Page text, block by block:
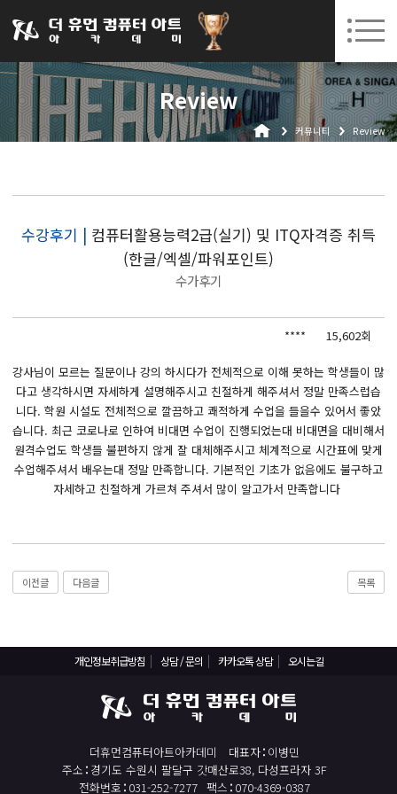
031-252-7277 수원캠퍼스 개강 08. 12.(수)
로그인 회원가입 고객센터
Review
커뮤니티 Review
수강후기 | 컴퓨터활용능력2급(실기) 및 ITQ자격증 취득
(한글/엑셀/파워포인트)
수가후기
**** 15,602회
강사님이 모르는 질문이나 강의 하시다가 전체적으로 이해 못하는 학생들이 많
다고 생각하시면 자세하게 설명해주시고 친절하게 해주셔서 정말 만족스럽습
니다. 학원 시설도 전체적으로 깔끔하고 쾌적하게 수업을 들을수 있어서 좋았
습니다. 최근 코로나로 인하여 비대면 수업이 진행되었는대 비대면을 대비해서
원격수업도 학생들 불편하지 않게 잘 대체해주시고 체계적으로 시간표에 맞게
수업해주셔서 배우는대 정말 만족합니다. 기본적인 기초가 없음에도 불구하고
자세하고 친절하게 가르쳐 주셔서 많이 알고가서 만족합니다
이전글 다음글 목록
개인정보취급방침 상담 / 문의 카카오톡 상담 오시는길
더휴먼컴퓨터아트아카데미 대표자 이병민
주소 경기도 수원시 팔달구 갓매산로38, 다성프라자 3F
전화번호 031-252-7277 팩스 070-4369-0387
아카데미소개
인사말
오시는길
BIM 건축설계 및 실내건축설계(캐드(CAD),맥스(MAX),레빗(REVIT))실무자 양성과정
React, Veu 프레임워크 기반 프론트엔드 개발 양성 지원
반응형/웹퍼블리셔/프론트엔드 웹개발자(웹디자인)
반응형/웹퍼블리셔/프론트엔드 웹개발자(웹디자인기능사 과정평가형)
자바(Java)기반 JSP/스프링 웹개발자(정보처리산업기사)(과정평가형)
컴퓨터활용능력2급(필기+실기) 및 ITQ자격증 취득(한글,엑셀,파워포인트)
전기기능사(필기+실기) 자격증 취득과정
재직자/일반
포토샵 자격증 취득과정(GTQ1급)
일러스트 자격증 취득과정(GTQi 1급)
전산회계 1급 / FAT 1급 자격증 취득과정
전산세무 2급 / TAT 2급 자격증 취득과정